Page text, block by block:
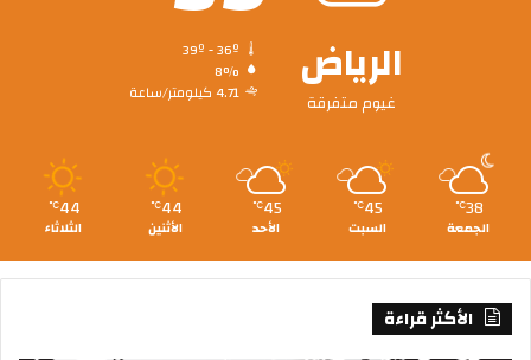
الرياض
غيوم متفرقة
8%
4.71 كيلومتر/ساعة
38
℃
الجمعة
45
℃
السبت
45
℃
الأحد
44
℃
الأثنين
44
℃
الثلاثاء
الأكثر قراءة